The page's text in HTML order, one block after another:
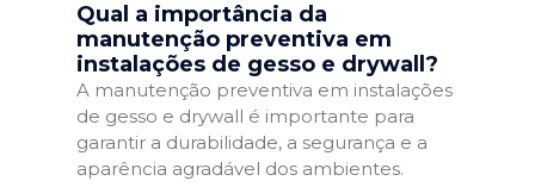
Qual a importância da
manutenção preventiva em
instalações de gesso e drywall?
A manutenção preventiva em instalações
de gesso e drywall é importante para
garantir a durabilidade, a segurança e a
aparência agradável dos ambientes.